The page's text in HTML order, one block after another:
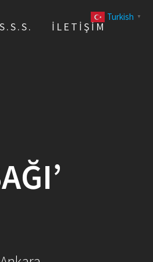
S.S.S. İLETIŞIM
Turkish ▼